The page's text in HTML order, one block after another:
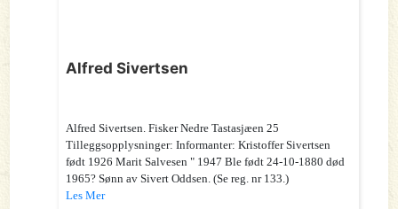
Alfred Sivertsen
Alfred Sivertsen. Fisker Nedre Tastasjæen 25
Tilleggsopplysninger: Informanter: Kristoffer Sivertsen
født 1926 Marit Salvesen " 1947 Ble født 24-10-1880 død
1965? Sønn av Sivert Oddsen. (Se reg. nr 133.)
Les Mer